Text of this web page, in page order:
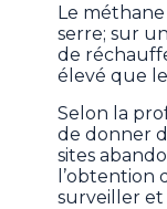
Le
serre; sur
de
élevé que
Selon la
de donner
sites
surveiller et